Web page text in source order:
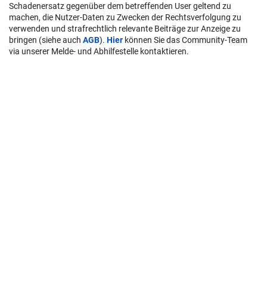
Schadenersatz gegenüber dem betreffenden User geltend zu
machen, die Nutzer-Daten zu Zwecken der Rechtsverfolgung zu
verwenden und strafrechtlich relevante Beiträge zur Anzeige zu
bringen (siehe auch AGB). Hier können Sie das Community-Team
via unserer Melde- und Abhilfestelle kontaktieren.